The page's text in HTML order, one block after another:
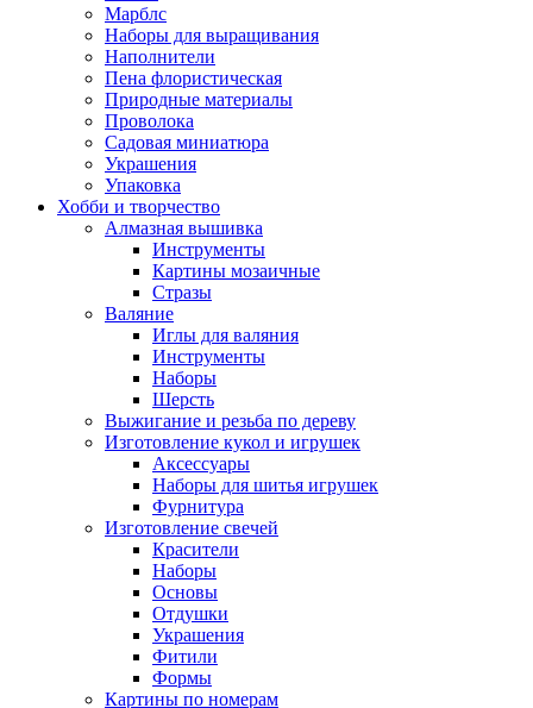
Марблс
Наборы для выращивания
Наполнители
Пена флористическая
Природные материалы
Проволока
Садовая миниатюра
Украшения
Упаковка
Хобби и творчество
Алмазная вышивка
Инструменты
Картины мозаичные
Стразы
Валяние
Иглы для валяния
Инструменты
Наборы
Шерсть
Выжигание и резьба по дереву
Изготовление кукол и игрушек
Аксессуары
Наборы для шитья игрушек
Фурнитура
Изготовление свечей
Красители
Наборы
Основы
Отдушки
Украшения
Фитили
Формы
Картины по номерам